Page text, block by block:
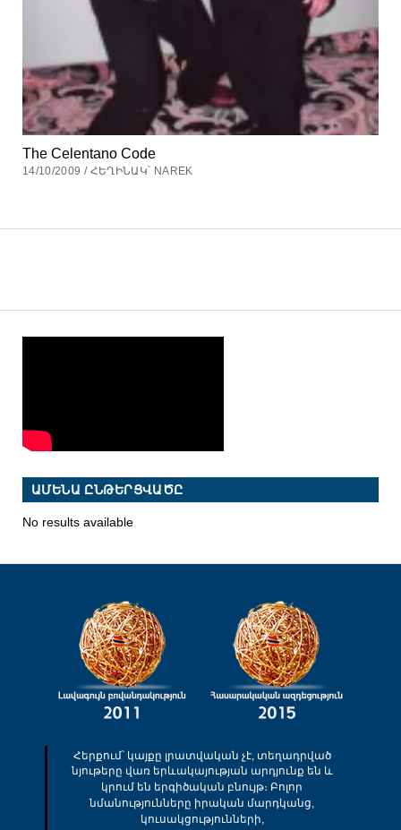
The Celentano Code
14/10/2009 / ՀԵՂԻՆԱԿ՝ NAREK
ԱՄԵՆԱ ԸՆԹԵՐՑՎԱԾԸ
No results available
Հերքում՝ կայքը լրատվական չէ, տեղադրված
նյութերը վառ երևակայության արդյունք են և
կրում են երգիծական բնույթ։ Բոլոր
նմանությունները իրական մարդկանց,
կուսակցությունների,